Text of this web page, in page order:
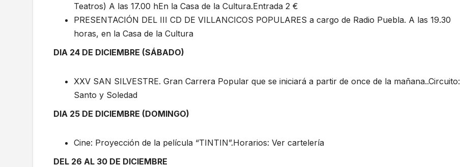
Teatros) A las 17.00 hEn la Casa de la Cultura.Entrada 2 €
PRESENTACIÓN DEL III CD DE VILLANCICOS POPULARES a cargo de Radio Puebla. A las 19.30
horas, en la Casa de la Cultura
DIA 24 DE DICIEMBRE (SÁBADO)
XXV SAN SILVESTRE. Gran Carrera Popular que se iniciará a partir de once de la mañana..Circuito:
Santo y Soledad
DIA 25 DE DICIEMBRE (DOMINGO)
Cine: Proyección de la película “TINTIN”.Horarios: Ver cartelería
DEL 26 AL 30 DE DICIEMBRE